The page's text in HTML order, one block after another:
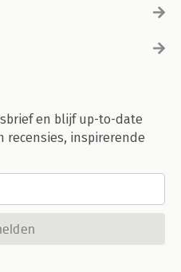
en blijf up-to-date
recensies, inspirerende